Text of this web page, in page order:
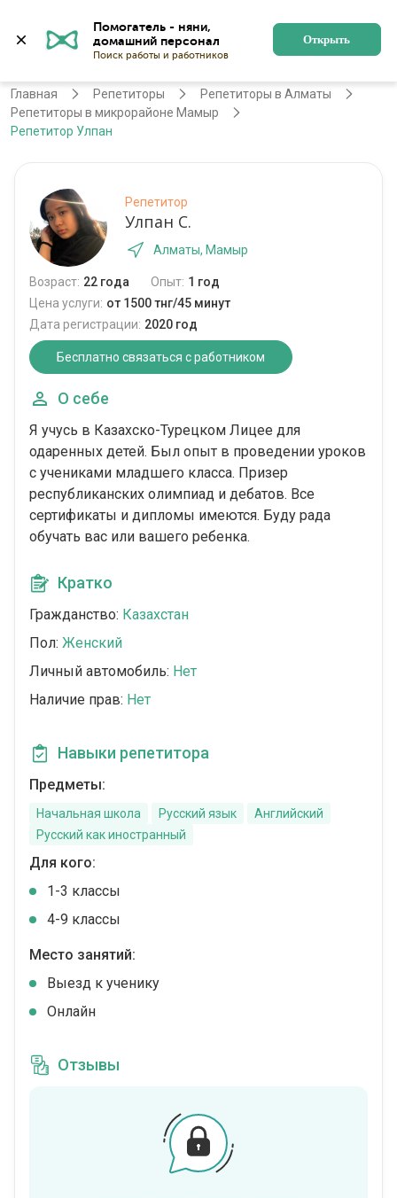
Помогатель - няни,
Поиск работы и работников
Открыть
Алматы Регистрация
Главная Репетиторы
Репетиторы в Алматы
Репетиторы в микрорайоне Мамыр
Репетитор Улпан
Репетитор
Улпан С.
Алматы, Мамыр
Возраст: 22 года Опыт: 1 год
Цена услуги: от 1500 тнг/45 минут
Дата регистрации: 2020 год
Бесплатно связаться с работником
О себе
Я учусь в Казахско-Турецком Лицее для
одаренных детей. Был опыт в проведении уроков
с учениками младшего класса. Призер
республиканских олимпиад и дебатов. Все
сертификаты и дипломы имеются. Буду рада
обучать вас или вашего ребенка.
Кратко
Гражданство: Казахстан
Пол: Женский
Личный автомобиль: Нет
Наличие прав: Нет
Навыки репетитора
Предметы:
Начальная школа Русский язык
Английский
Русский как иностранный
Для кого:
1-3 классы
4-9 классы
Место занятий:
Выезд к ученику
Онлайн
Отзывы